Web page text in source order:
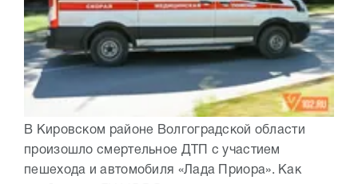
В Кировском районе Волгоградской области
произошло смертельное ДТП с участием
пешехода и автомобиля «Лада Приора». Как